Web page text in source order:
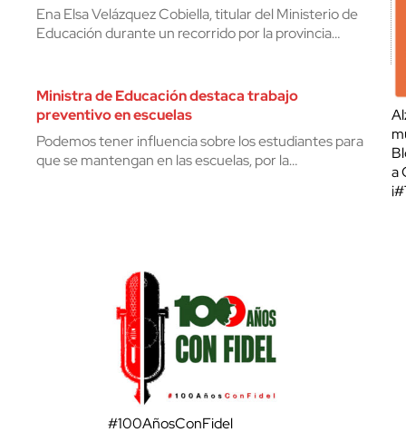
Ena Elsa Velázquez Cobiella, titular del Ministerio de
Educación durante un recorrido por la provincia…
Ministra de Educación destaca trabajo
preventivo en escuelas
Podemos tener influencia sobre los estudiantes para
que se mantengan en las escuelas, por la…
a
#100AñosConFidel